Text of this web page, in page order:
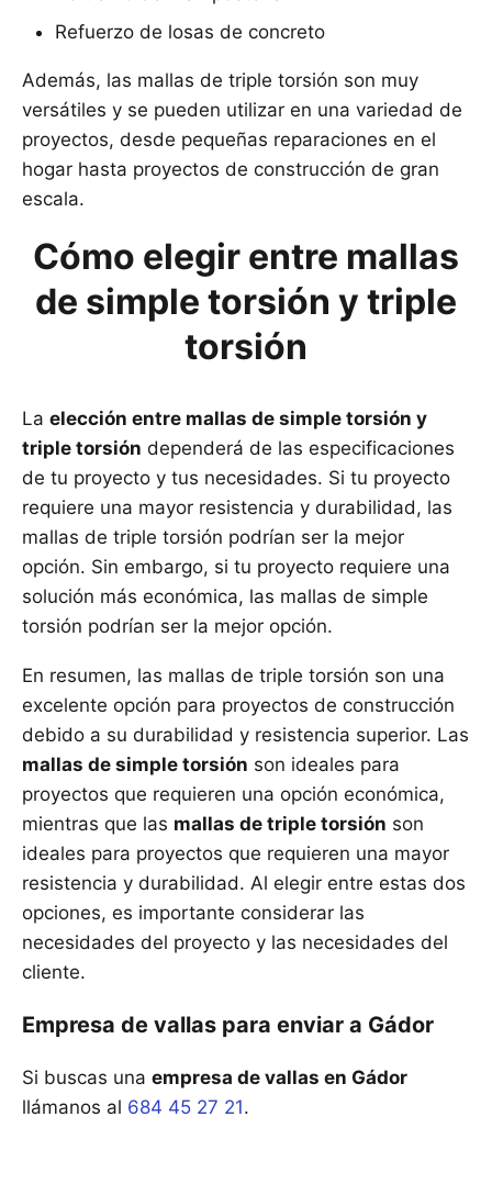
Refuerzo de losas de concreto
Además, las mallas de triple torsión son muy
versátiles y se pueden utilizar en una variedad de
proyectos, desde pequeñas reparaciones en el
hogar hasta proyectos de construcción de gran
escala.
Cómo elegir entre mallas
de simple torsión y triple
torsión
La elección entre mallas de simple torsión y
triple torsión dependerá de las especificaciones
de tu proyecto y tus necesidades. Si tu proyecto
requiere una mayor resistencia y durabilidad, las
mallas de triple torsión podrían ser la mejor
opción. Sin embargo, si tu proyecto requiere una
solución más económica, las mallas de simple
torsión podrían ser la mejor opción.
En resumen, las mallas de triple torsión son una
excelente opción para proyectos de construcción
debido a su durabilidad y resistencia superior. Las
mallas de simple torsión son ideales para
proyectos que requieren una opción económica,
mientras que las mallas de triple torsión son
ideales para proyectos que requieren una mayor
resistencia y durabilidad. Al elegir entre estas dos
opciones, es importante considerar las
necesidades del proyecto y las necesidades del
cliente.
Empresa de vallas para enviar a Gádor
Si buscas una empresa de vallas en Gádor
llámanos al 684 45 27 21.